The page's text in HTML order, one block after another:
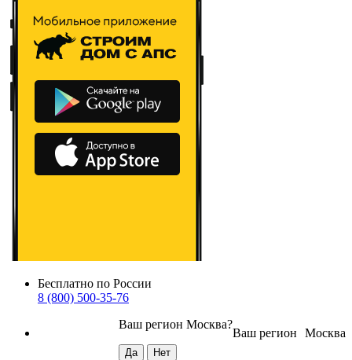
Бесплатно по России
8 (800) 500-35-76
Москва
Ваш регион
Ваш регион Москва?